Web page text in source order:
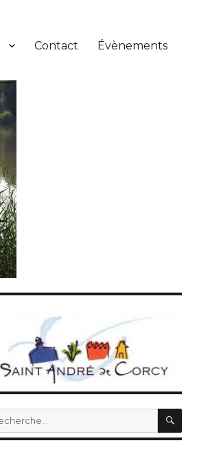
Contact Évènements
: